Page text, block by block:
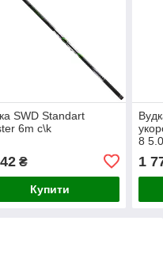
SWD Standart
6m c\k
₴
Купити
8
1